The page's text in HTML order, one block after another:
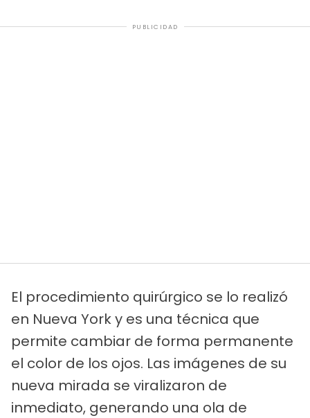
PUBLICIDAD
El procedimiento quirúrgico se lo realizó
en Nueva York y es una técnica que
permite cambiar de forma permanente
el color de los ojos. Las imágenes de su
nueva mirada se viralizaron de
inmediato, generando una ola de